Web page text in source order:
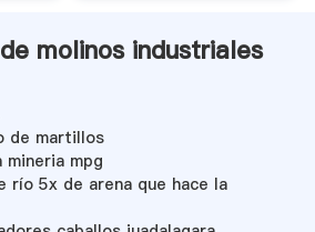
molinos industriales
de martillos
mineria mpg
río 5x de arena que hace la